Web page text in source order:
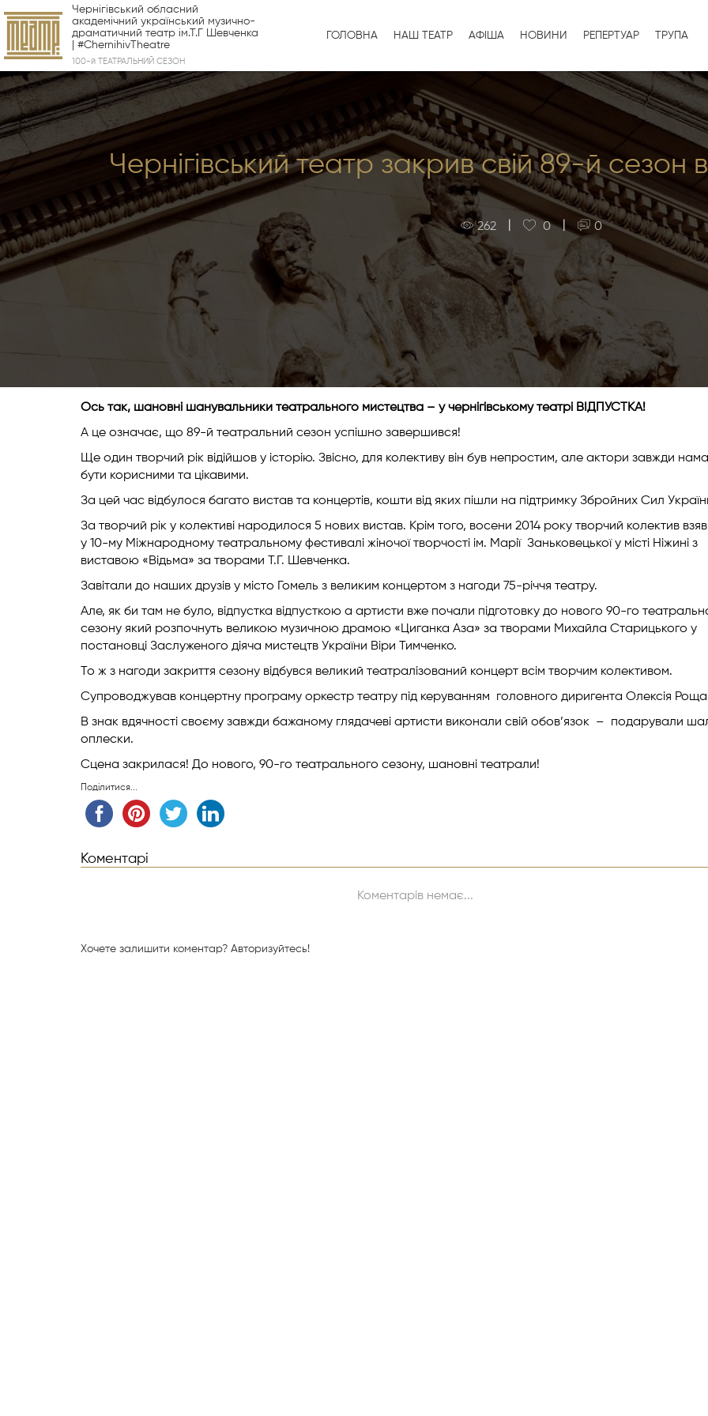
Чернігівський обласний
академічний український музично-
драматичний театр ім.Т.Г Шевченка
| #ChernihivTheatre
100-й ТЕАТРАЛЬНИЙ СЕЗОН
ГОЛОВНА НАШ ТЕАТР АФІША НОВИНИ РЕПЕРТУАР ТРУПА
Чернігівський театр закрив свій 89-й
262 0 0
Ось так, шановні шанувальники театрального мистецтва – у чернігівському театрі ВІДПУСТКА!
А це означає, що 89-й театральний сезон успішно завершився!
Ще один творчий рік відійшов у історію. Звісно, для колективу він був непростим, але актори завжди
бути корисними та цікавими.
За цей час відбулося багато вистав та концертів, кошти від яких пішли на підтримку Збройних Сил
За творчий рік у колективі народилося 5 нових вистав. Крім того, восени 2014 року творчий колектив
у 10-му Міжнародному театральному фестивалі жіночої творчості ім. Марії Заньковецької у місті Ніжині з
виставою «Відьма» за творами Т.Г. Шевченка.
Завітали до наших друзів у місто Гомель з великим концертом з нагоди 75-річчя театру.
Але, як би там не було, відпустка відпусткою а артисти вже почали підготовку до нового 90-го
сезону який розпочнуть великою музичною драмою «Циганка Аза» за творами Михайла Старицького у
постановці Заслуженого діяча мистецтв України Віри Тимченко.
То ж з нагоди закриття сезону відбувся великий театралізований концерт всім творчим колективом.
Супроводжував концертну програму оркестр театру під керуванням головного диригента Олексія
В знак вдячності своєму завжди бажаному глядачеві артисти виконали свій обов’язок – подарували
оплески.
Сцена закрилася! До нового, 90-го театрального сезону, шановні театрали!
Поділитися...
Коментарі
Коментарів немає...
Хочете залишити коментар? Авторизуйтесь!